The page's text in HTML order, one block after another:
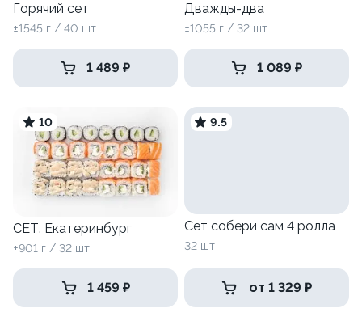
Горячий сет
±1545 г / 40 шт
1 489 ₽
Дважды-два
±1055 г / 32 шт
1 089 ₽
10
СЕТ. Екатеринбург
±901 г / 32 шт
1 459 ₽
9.5
Сет собери сам 4 ролла
32 шт
от 1 329 ₽